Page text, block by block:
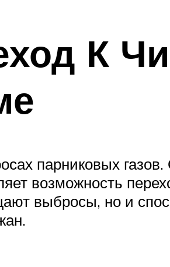
К
парниковых
возможность
выбросы, но и